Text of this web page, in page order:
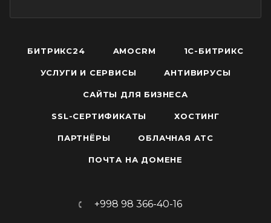
БИТРИКС24 AMOCRM 1С-БИТРИКС
УСЛУГИ И СЕРВИСЫ АНТИВИРУСЫ
САЙТЫ ДЛЯ БИЗНЕСА
SSL-СЕРТИФИКАТЫ ХОСТИНГ
ПАРТНЁРЫ ОБЛАЧНАЯ АТС
ПОЧТА НА ДОМЕНЕ
+998 98 366-40-16